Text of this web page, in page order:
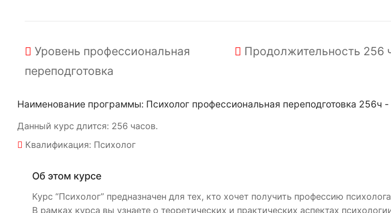
Уровень профессиональная
переподготовка
Продолжительность 256
Наименование программы: Психолог профессиональная переподготовка 256ч
Данный курс длится: 256 часов.
Квалификация: Психолог
Об этом курсе
Курс “Психолог” предназначен для тех, кто хочет получить профессию
В рамках курса вы узнаете о теоретических и практических аспектах